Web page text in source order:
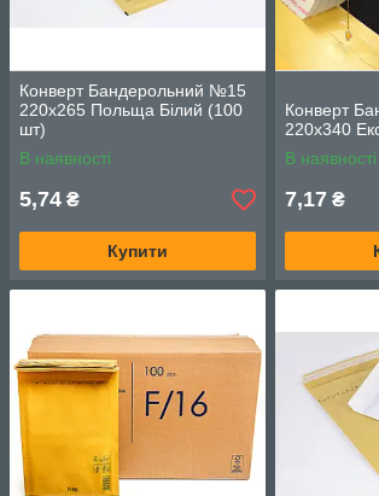
Конверт Бандерольний №15
220х265 Польща Білий (100
шт)
В наявності
5,74 ₴
Купити
Конверт
220х340
В наявності
7,17 ₴